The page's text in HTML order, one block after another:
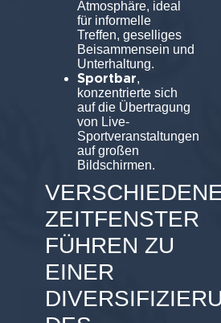
Atmosphäre, ideal
für informelle
Treffen, geselliges
Beisammensein und
Unterhaltung.
Sportbar,
konzentrierte sich
auf die Übertragung
von Live-
Sportveranstaltungen
auf großen
Bildschirmen.
ZEITFENSTER
FÜHREN ZU
EINER